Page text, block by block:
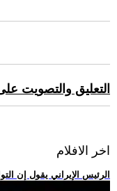
التعليق والتصويت
اخر الافلام
.. الرئيس الإيراني يقول إن